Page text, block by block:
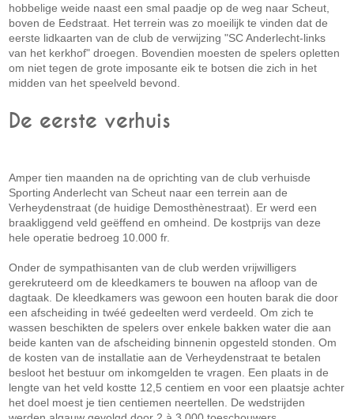
hobbelige weide naast een smal paadje op de weg naar Scheut,
boven de Eedstraat. Het terrein was zo moeilijk te vinden dat de
eerste lidkaarten van de club de verwijzing "SC Anderlecht-links
van het kerkhof" droegen. Bovendien moesten de spelers opletten
om niet tegen de grote imposante eik te botsen die zich in het
midden van het speelveld bevond.
De eerste verhuis
Amper tien maanden na de oprichting van de club verhuisde
Sporting Anderlecht van Scheut naar een terrein aan de
Verheydenstraat (de huidige Demosthènestraat). Er werd een
braakliggend veld geëffend en omheind. De kostprijs van deze
hele operatie bedroeg 10.000 fr.
Onder de sympathisanten van de club werden vrijwilligers
gerekruteerd om de kleedkamers te bouwen na afloop van de
dagtaak. De kleedkamers was gewoon een houten barak die door
een afscheiding in twéé gedeelten werd verdeeld. Om zich te
wassen beschikten de spelers over enkele bakken water die aan
beide kanten van de afscheiding binnenin opgesteld stonden. Om
de kosten van de installatie aan de Verheydenstraat te betalen
besloot het bestuur om inkomgelden te vragen. Een plaats in de
lengte van het veld kostte 12,5 centiem en voor een plaatsje achter
het doel moest je tien centiemen neertellen. De wedstrijden